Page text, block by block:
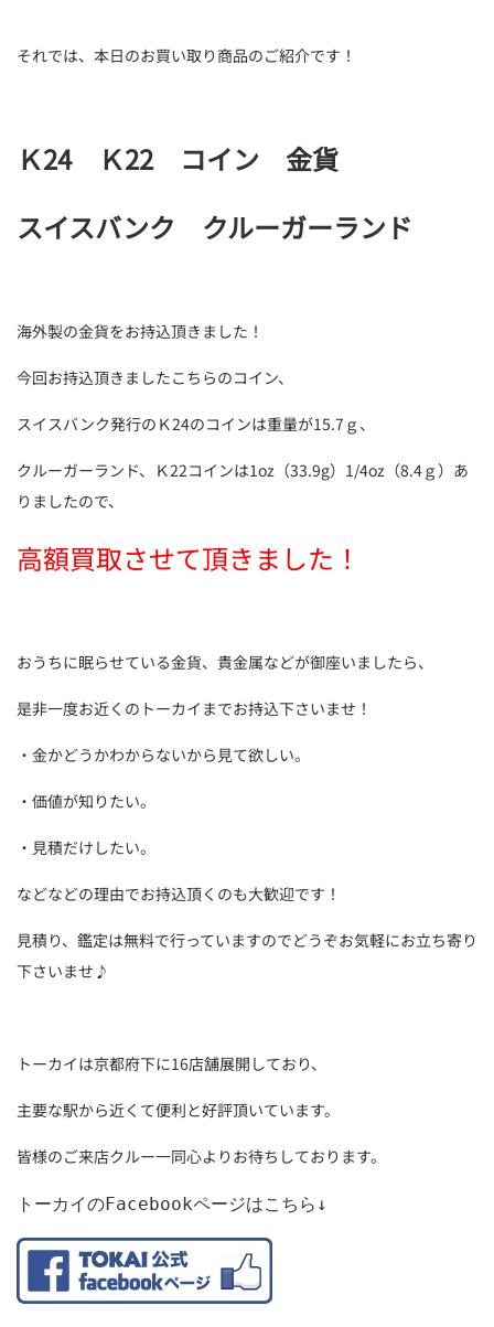
それでは、本日のお買い取り商品のご紹介です！
Ｋ24 Ｋ22 コイン 金貨
スイスバンク クルーガーランド
海外製の金貨をお持込頂きました！
今回お持込頂きましたこちらのコイン、
スイスバンク発行のＫ24のコインは重量が15.7ｇ、
クルーガーランド、Ｋ22コインは1oz（33.9g）1/4oz（8.4ｇ）あ
りましたので、
高額買取させて頂きました！
おうちに眠らせている金貨、貴金属などが御座いましたら、
是非一度お近くのトーカイまでお持込下さいませ！
・金かどうかわからないから見て欲しい。
・価値が知りたい。
・見積だけしたい。
などなどの理由でお持込頂くのも大歓迎です！
見積り、鑑定は無料で行っていますのでどうぞお気軽にお立ち寄り
下さいませ♪
トーカイは京都府下に16店舗展開しており、
主要な駅から近くて便利と好評頂いています。
皆様のご来店クルー一同心よりお待ちしております。
トーカイのFacebookページはこちら↓